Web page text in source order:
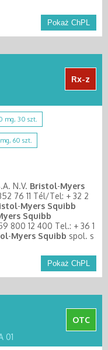
Pokaż ChPL
Rx-z
mg, 30 szt.
60 szt.
N.V. Bristol-Myers
76 11 Tél/Tel: + 32 2
-Myers Squibb
Squibb
800 12 400 Tel.: + 36 1
-Myers Squibb spol. s
Pokaż ChPL
OTC
01